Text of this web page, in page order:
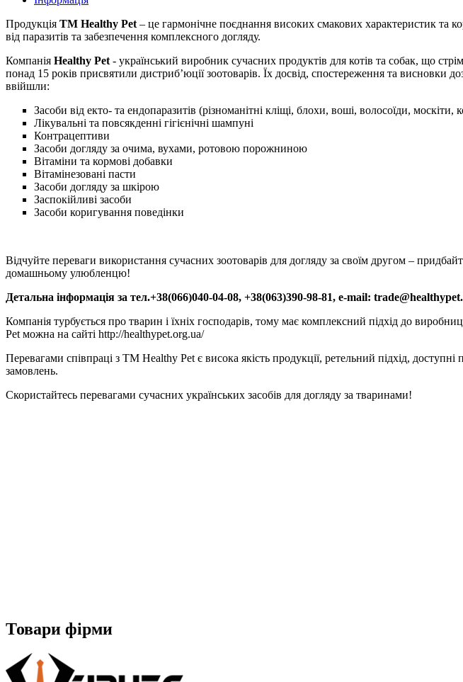
Продукція ТМ Healthy Pet – це гармонічне поєднання високих смакових характеристик та
від паразитів та забезпечення комплексного догляду.
Компанія Healthy Pet - український виробник сучасних продуктів для котів та собак, що
понад 15 років присвятили дистриб’юції зоотоварів. Їх досвід, спостереження та висновки
ввійшли:
Засоби від екто- та ендопаразитів (різноманітні кліщі, блохи, воші, волосоїди, москіти,
Лікувальні та повсякденні гігієнічні шампуні
Контрацептиви
Засоби догляду за очима, вухами, ротовою порожниною
Вітаміни та кормові добавки
Вітамінезовані пасти
Засоби догляду за шкірою
Заспокійливі засоби
Засоби коригування поведінки
Відчуйте переваги використання сучасних зоотоварів для догляду за своїм другом –
домашньому улюбленцю!
Детальна інформація за тел.+38(066)040-04-08, +38(063)390-98-81, e-mail: trade@healthypet.
Компанія турбується про тварин і їхніх господарів, тому має комплексний підхід до
Pet можна на сайті http://healthypet.org.ua/
Перевагами співпраці з ТМ Healthy Pet є висока якість продукції, ретельний підхід,
замовлень.
Скористайтесь перевагами сучасних українських засобів для догляду за тваринами!
Товари фірми